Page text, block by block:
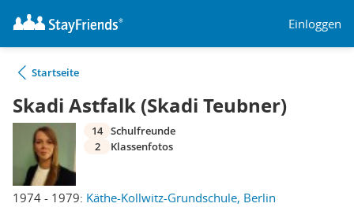
Einloggen
Startseite
Skadi Astfalk (Skadi Teubner)
1974 - 1979: Käthe-Kollwitz-Grundschule, Berlin
14 Schulfreunde
2
Klassenfotos